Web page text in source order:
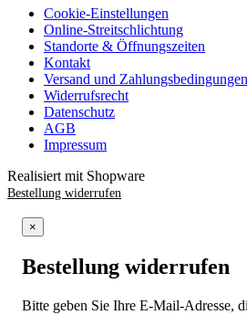
Cookie-Einstellungen
Online-Streitschlichtung
Standorte & Öffnungszeiten
Kontakt
Versand und Zahlungsbedingungen
Widerrufsrecht
Datenschutz
AGB
Impressum
Realisiert mit Shopware
Bestellung widerrufen
×
Bestellung widerrufen
Bitte geben Sie Ihre E-Mail-Adresse,